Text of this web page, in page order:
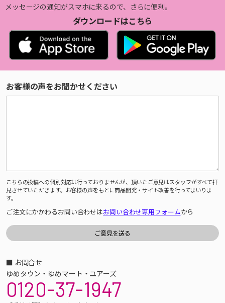
メッセージの通知がスマホに来るので、さらに便利。
ダウンロードはこちら
お客様の声をお聞かせください
こちらの投稿への個別対応は行っておりませんが、頂いたご意見はスタッフがすべて拝
見させていただきます。お客様の声をもとに商品開発・サイト改善を行ってまいりま
す。
ご注文にかかわるお問い合わせはお問い合わせ専用フォームから
■ お問合せ
ゆめタウン・ゆめマート・ユアーズ
0120-37-1947